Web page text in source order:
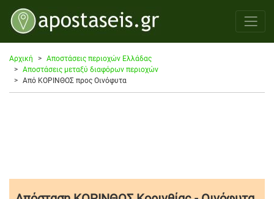
Αρχική
Αποστάσεις περιοχών Ελλάδας
Αποστάσεις μεταξύ διαφόρων περιοχών
Από ΚΟΡΙΝΘΟΣ προς Οινόφυτα